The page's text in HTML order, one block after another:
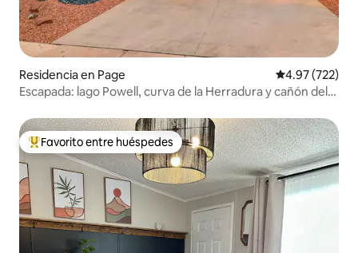
Residencia en Page Calificación
4.97 (722)
Escapada: lago Powell, curva de la Herradura y cañón del
De los mejores en Favorito entre huéspedes
Favorito entre huéspedes